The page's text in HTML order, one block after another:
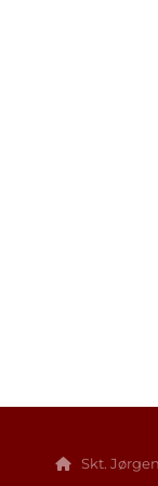
 Skt.